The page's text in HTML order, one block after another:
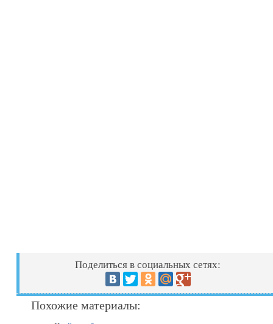
Поделиться в социальных сетях:
Похожие материалы: